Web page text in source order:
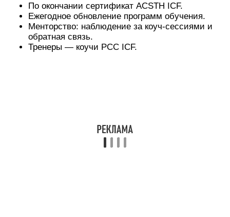
По окончании сертификат ACSTH ICF.
Ежегодное обновление программ обучения.
Менторство: наблюдение за коуч-сессиями и
обратная связь.
Тренеры — коучи PCC ICF.